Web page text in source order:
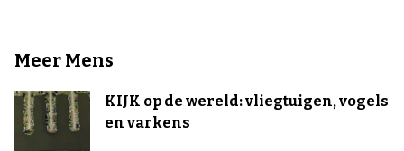
Meer Mens
KIJK op de wereld: vliegtuigen, vogels
en varkens